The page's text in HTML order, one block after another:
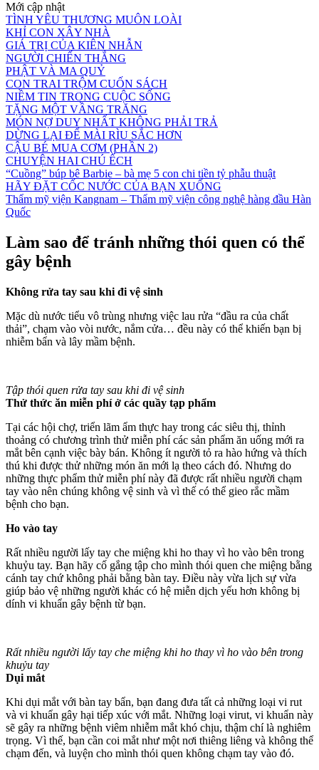
Mới cập nhật
TÌNH YÊU THƯƠNG MUÔN LOÀI
KHỈ CON XÂY NHÀ
GIÁ TRỊ CỦA KIÊN NHẪN
NGƯỜI CHIẾN THẮNG
PHẬT VÀ MA QUỶ
CON TRAI TRỘM CUỐN SÁCH
NIỀM TIN TRONG CUỘC SỐNG
TẶNG MỘT VẦNG TRĂNG
MÓN NỢ DUY NHẤT KHÔNG PHẢI TRẢ
DỪNG LẠI ĐỂ MÀI RÌU SẮC HƠN
CẬU BÉ MUA CƠM (PHẦN 2)
CHUYỆN HAI CHÚ ẾCH
“Cuồng” búp bê Barbie – bà mẹ 5 con chi tiền tỷ phẫu thuật
HÃY ĐẶT CỐC NƯỚC CỦA BẠN XUỐNG
Thẩm mỹ viện Kangnam – Thẩm mỹ viện công nghệ hàng đầu Hàn
Quốc
Làm sao để tránh những thói quen có thể
gây bệnh
Không rửa tay sau khi đi vệ sinh
Mặc dù nước tiểu vô trùng nhưng việc lau rửa “đầu ra của chất
thải”, chạm vào vòi nước, nắm cửa… đều này có thể khiến bạn bị
nhiễm bẩn và lây mầm bệnh.
Tập thói quen rửa tay sau khi đi vệ sinh
Thử thức ăn miễn phí ở các quầy tạp phẩm
Tại các hội chợ, triển lãm ẩm thực hay trong các siêu thị, thỉnh
thoảng có chương trình thử miễn phí các sản phẩm ăn uống mới ra
mắt bên cạnh việc bày bán. Không ít người tỏ ra hào hứng và thích
thú khi được thử những món ăn mới lạ theo cách đó. Nhưng do
những thực phẩm thử miễn phí này đã được rất nhiều người chạm
tay vào nên chúng không vệ sinh và vì thế có thể gieo rắc mầm
bệnh cho bạn.
Ho vào tay
Rất nhiều người lấy tay che miệng khi ho thay vì ho vào bên trong
khuỷu tay. Bạn hãy cố gắng tập cho mình thói quen che miệng bằng
cánh tay chứ không phải bằng bàn tay. Điều này vừa lịch sự vừa
giúp bảo vệ những người khác có hệ miễn dịch yếu hơn không bị
dính vi khuẩn gây bệnh từ bạn.
Rất nhiều người lấy tay che miệng khi ho thay vì ho vào bên trong
khuỷu tay
Dụi mắt
Khi dụi mắt với bàn tay bẩn, bạn đang đưa tất cả những loại vi rut
và vi khuẩn gây hại tiếp xúc với mắt. Những loại virut, vi khuẩn này
sẽ gây ra những bệnh viêm nhiễm mắt khó chịu, thậm chí là nghiêm
trọng. Vì thế, bạn cần coi mắt như một nơi thiêng liêng và không thể
chạm đến, và luyện cho mình thói quen không chạm tay vào đó.